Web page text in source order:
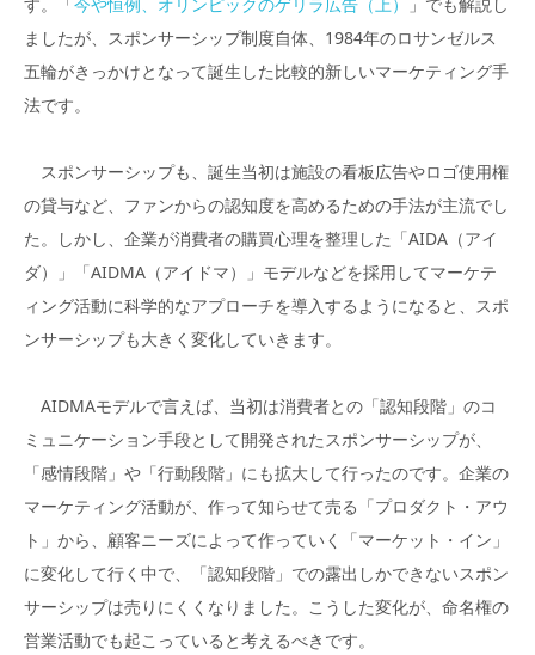
ましたが、スポンサーシップ制度自体、1984年のロサンゼルス
五輪がきっかけとなって誕生した比較的新しいマーケティング手
法です。
スポンサーシップも、誕生当初は施設の看板広告やロゴ使用権
の貸与など、ファンからの認知度を高めるための手法が主流でし
た。しかし、企業が消費者の購買心理を整理した「AIDA（アイ
ダ）」「AIDMA（アイドマ）」モデルなどを採用してマーケテ
ィング活動に科学的なアプローチを導入するようになると、スポ
ンサーシップも大きく変化していきます。
AIDMAモデルで言えば、当初は消費者との「認知段階」のコ
ミュニケーション手段として開発されたスポンサーシップが、
「感情段階」や「行動段階」にも拡大して行ったのです。企業の
マーケティング活動が、作って知らせて売る「プロダクト・アウ
ト」から、顧客ニーズによって作っていく「マーケット・イン」
に変化して行く中で、「認知段階」での露出しかできないスポン
サーシップは売りにくくなりました。こうした変化が、命名権の
営業活動でも起こっていると考えるべきです。